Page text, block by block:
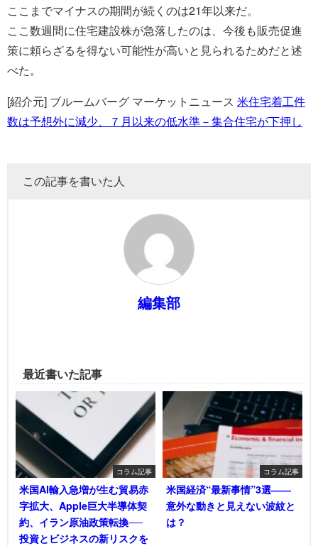
ここまでマイナスの期間が続くのは21年以来だ。
ここ数週間に住宅建設株が急落したのは、今後も販売促進
策に頼らざるを得ない可能性が高いと見られるためだと述
べた。
[紹介元] ブルームバーグ マーケットニュース 米住宅着工件
数は予想外に減少、７月以来の低水準－集合住宅が下押し
この記事を書いた人
編集部
最近書いた記事
コラム記事
米国AI輸入急増が生む貿易赤
字拡大、Apple巨大半導体契
約、イラン原油政策転換──
投資とビジネスの新リスクを
コラム記事
米国経済“最新事情”3選――
意外な動きと見えない波紋と
は？